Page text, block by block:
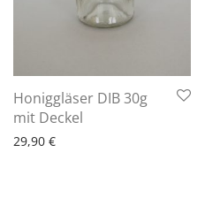
Honiggläser DIB 30g
mit Deckel
29,90 €